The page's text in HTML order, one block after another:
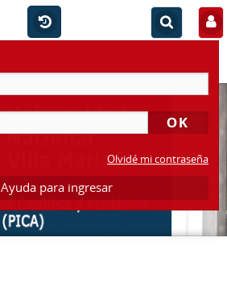
Olvidé mi contraseña
Ayuda para ingresar